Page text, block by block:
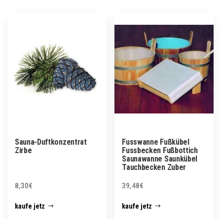
Sauna-Duftkonzentrat
Zirbe
8,30€
kaufe jetz
Fusswanne Fußkübel
Fussbecken Fußbottich
Saunawanne Saunkübel
Tauchbecken Zuber
39,48€
kaufe jetz